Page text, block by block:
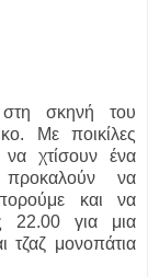
στη σκηνή του
Με ποικίλες
να χτίσουν ένα
προκαλούν να
και να
22.00 για μια
τζαζ μονοπάτια